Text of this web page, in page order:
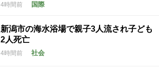
4時間前 国際
新潟市の海水浴場で親子3人流され子ども
2人死亡
4時間前 社会